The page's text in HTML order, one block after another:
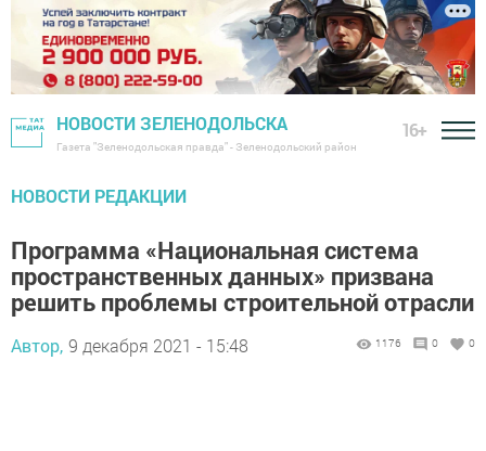
НОВОСТИ ЗЕЛЕНОДОЛЬСКА
Газета "Зеленодольская правда" - Зеленодольский район
16+
НОВОСТИ РЕДАКЦИИ
Программа «Национальная система
пространственных данных» призвана
решить проблемы строительной отрасли
Автор, 9 декабря 2021 - 15:48 1176 0 0